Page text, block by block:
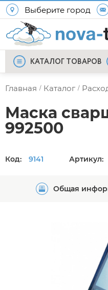
Выберите город
КАТАЛОГ ТОВАРОВ
Главная / Каталог /
Маска
992500
Код: 9141 Артикул:
Общая